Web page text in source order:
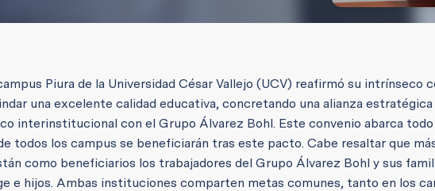
Piura de la Universidad César Vallejo (UCV) reafirmó su intrínseco
una excelente calidad educativa, concretando una alianza estratégica
interinstitucional con el Grupo Álvarez Bohl. Este convenio abarca
todos los campus se beneficiarán tras este pacto. Cabe resaltar que
como beneficiarios los trabajadores del Grupo Álvarez Bohl y sus
e hijos. Ambas instituciones comparten metas comunes, tanto en los